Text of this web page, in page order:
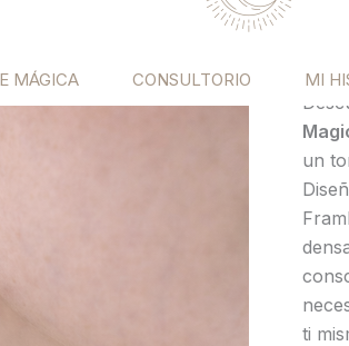
MÁGICA CONSULTORIO MI
un
ti
y